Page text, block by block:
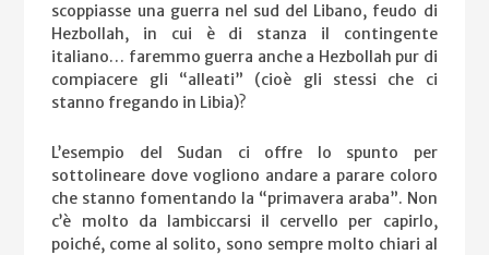
scoppiasse una guerra nel sud del Libano, feudo di
Hezbollah, in cui è di stanza il contingente
italiano… faremmo guerra anche a Hezbollah pur di
compiacere gli “alleati” (cioè gli stessi che ci
stanno fregando in Libia)?
L’esempio del Sudan ci offre lo spunto per
sottolineare dove vogliono andare a parare coloro
che stanno fomentando la “primavera araba”. Non
c’è molto da lambiccarsi il cervello per capirlo,
poiché, come al solito, sono sempre molto chiari al